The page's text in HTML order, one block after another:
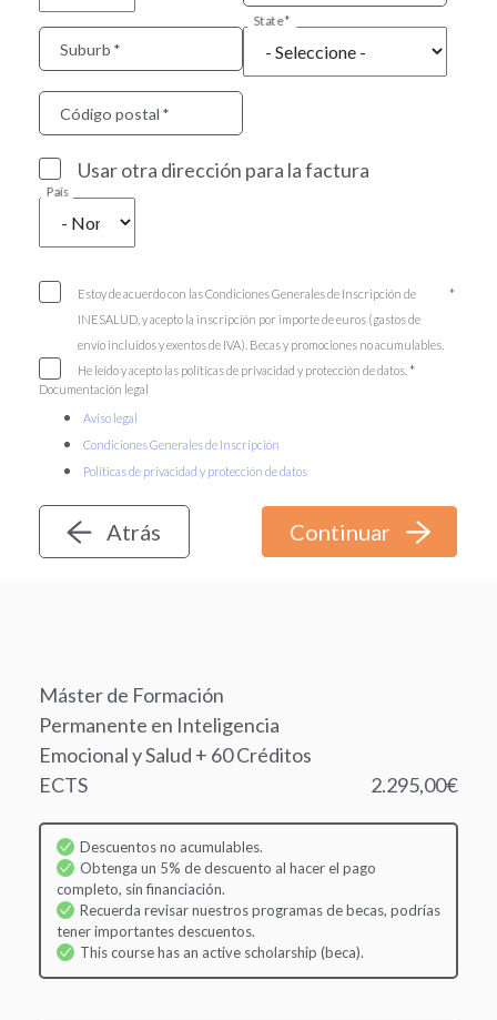
Suburb
State
Código postal
Usar otra dirección para la factura
País
Estoy de acuerdo con las Condiciones Generales de Inscripción de
INESALUD, y acepto la inscripción por importe de euros (gastos de
envío incluidos y exentos de IVA). Becas y promociones no acumulables.
He leído y acepto las políticas de privacidad y protección de datos.
Documentación legal
Aviso legal
Condiciones Generales de Inscripción
Políticas de privacidad y protección de datos
Atrás
Máster de Formación
Permanente en Inteligencia
Emocional y Salud + 60 Créditos
ECTS
2.295,00€
Descuentos no acumulables.
Obtenga un 5% de descuento al hacer el pago
completo, sin financiación.
Recuerda revisar nuestros programas de becas, podrías
tener importantes descuentos.
This course has an active scholarship (beca).